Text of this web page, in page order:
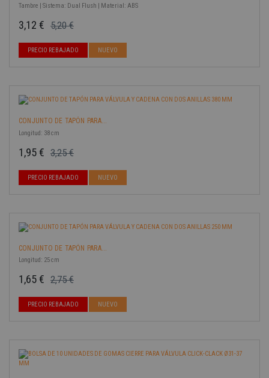
Tambre | Sistema: Dual Flush | Material: ABS
5,20 €
3,12 €
PRECIO REBAJADO NUEVO
CONJUNTO DE TAPÓN PARA...
Longitud: 38 cm
3,25 €
1,95 €
PRECIO REBAJADO NUEVO
CONJUNTO DE TAPÓN PARA...
Longitud: 25 cm
2,75 €
1,65 €
PRECIO REBAJADO NUEVO